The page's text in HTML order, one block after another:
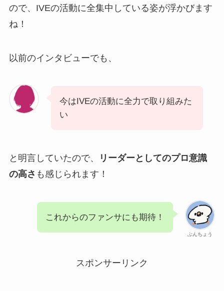
ので、IVEの活動に全集中している姿が浮かびます
ね！
以前のインタビューでも、
今はIVEの活動に全力で取り組みた
い
と明言していたので、
リーダーとしてのプロ意識
の高さ も感じられます！
ぶんちょう
これからのファンサにも期待！
スポンサーリンク